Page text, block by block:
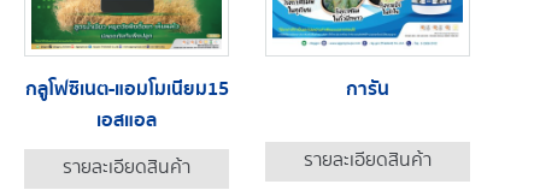
กลูโฟซิเนต-แอมโมเนียม15
เอสแอล
รายละเอียดสินค้า
การัน
รายละเอียดสินค้า